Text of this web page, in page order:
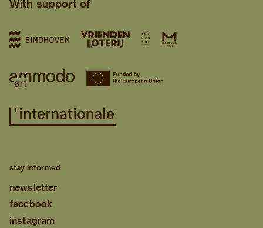
With support of
stay informed
newsletter
facebook
instagram